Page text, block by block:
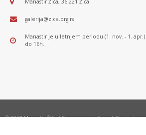
Manastir Žiča, 36 221 Žiča
galerija@zica.org.rs
Manastir je u letnjem periodu (1. nov. - 1.
do 16h.
© 2017 Manastir Žiča | Sva prava zadržana | Dizajn i